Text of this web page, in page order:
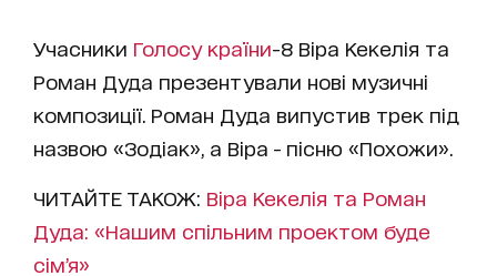
Учасники Голосу країни-8 Віра Кекелія та
Роман Дуда презентували нові музичні
композиції. Роман Дуда випустив трек під
назвою «Зодіак», а Віра - пісню «Похожи».
ЧИТАЙТЕ ТАКОЖ: Віра Кекелія та Роман
Дуда: «Нашим спільним проектом буде
сім’я»